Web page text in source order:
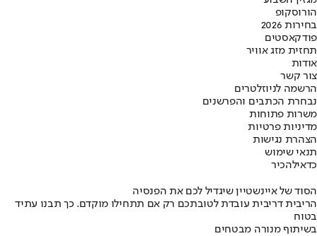
הורוסקופ
בחירות 2026
פודקאסטים
תחזית מזג אוויר
אודות
צור קשר
הרשמה לניוזלטרים
נבחרת הכתבים והפרשנים
משרות פתוחות
מדיניות פרטיות
הצהרת נגישות
תנאי שימוש
כדאילהכיר
הסוד של איינשטיין שיגדיל לכם את הפנסיה
הריבית דריבית עובדת לטובתכם רק אם תתחילו מוקדם. כך תבנו עתיד
בטוח
בשיתוף מנורה מבטחים